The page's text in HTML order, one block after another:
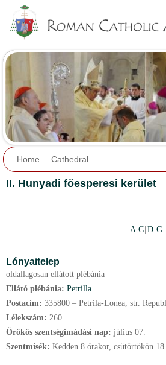
Home Cathedral
II. Hunyadi főesperesi kerület
A |C D |G
Lónyaitelep
oldallagosan ellátott plébánia
Ellátó plébánia: Petrilla
Postacím: 335800 – Petrila-Lonea, str.
Lélekszám: 260
Örökös szentségimádási nap: július 07.
Szentmisék: Kedden 8 órakor, csütörtökön